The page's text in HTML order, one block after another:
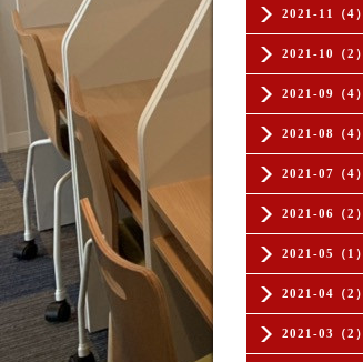
2021-11（4）
2021-10（2）
2021-09（4）
2021-08（4）
2021-07（4）
2021-06（2）
2021-05（1）
2021-04（2）
2021-03（2）